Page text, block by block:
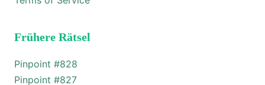
Frühere Rätsel
Pinpoint #828
Pinpoint #827